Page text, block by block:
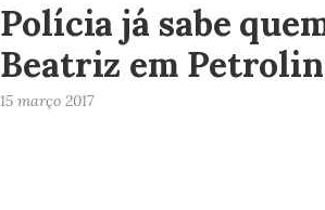
Polícia já sabe
Beatriz em
15 março 2017